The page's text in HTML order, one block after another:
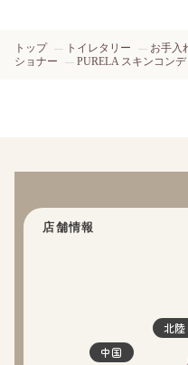
トップ トイレタリー お手入
ショナー
PURELA スキンコン
店舗情報
北
中国